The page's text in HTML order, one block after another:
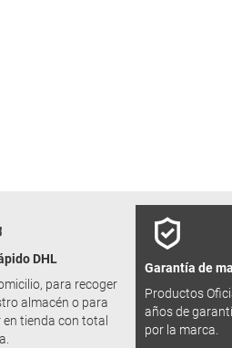
DHL
para recoger
almacén o para
en tienda con total
Garantía de
Productos
años de
por la marca.